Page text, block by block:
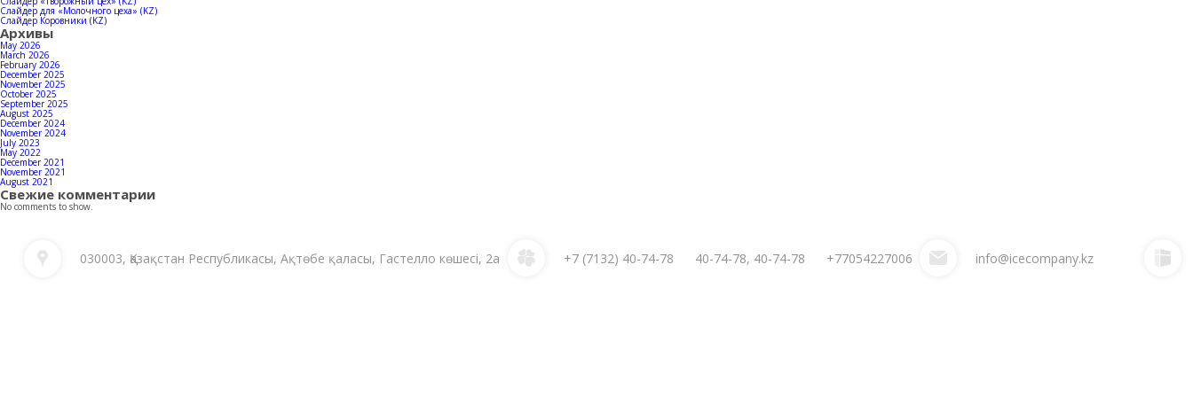
Слайдер для «Молочного цеха» (KZ)
Слайдер Коровники (KZ)
Архивы
May 2026
March 2026
February 2026
December 2025
November 2025
October 2025
September 2025
August 2025
December 2024
November 2024
July 2023
May 2022
December 2021
November 2021
August 2021
Свежие комментарии
No comments to show.
030003, Қазақстан Республикасы, Ақтөбе қаласы, Гастелло көшесі, 2а +7 (7132) 40-74-78 40-74-78, 40-74-78 +77054227006 info@icecompany.kz